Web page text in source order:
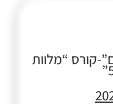
קורס “מלוות